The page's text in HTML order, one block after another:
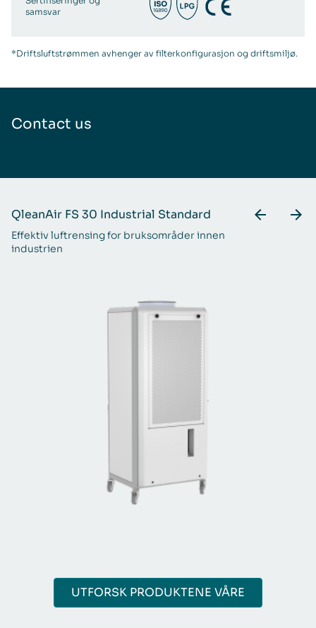
samsvar
*Driftsluftstrømmen avhenger av filterkonfigurasjon og driftsmiljø.
Contact us
QleanAir FS 30 Industrial Standard
Effektiv luftrensing for bruksområder innen
industrien
UTFORSK PRODUKTENE VÅRE